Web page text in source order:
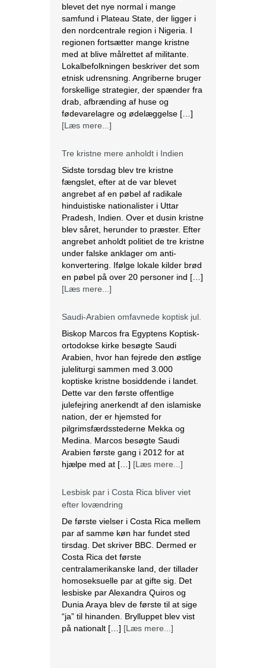
blevet det nye normal i mange
samfund i Plateau State, der ligger i
den nordcentrale region i Nigeria. I
regionen fortsætter mange kristne
med at blive målrettet af militante.
Lokalbefolkningen beskriver det som
etnisk udrensning. Angriberne bruger
forskellige strategier, der spænder fra
drab, afbrænding af huse og
fødevarelagre og ødelæggelse […]
[Læs mere...]
Tre kristne mere anholdt i Indien
Sidste torsdag blev tre kristne
fængslet, efter at de var blevet
angrebet af en pøbel af radikale
hinduistiske nationalister i Uttar
Pradesh, Indien. Over et dusin kristne
blev såret, herunder to præster. Efter
angrebet anholdt politiet de tre kristne
under falske anklager om anti-
konvertering. Ifølge lokale kilder brød
en pøbel på over 20 personer ind […]
[Læs mere...]
Saudi-Arabien omfavnede koptisk jul.
Biskop Marcos fra Egyptens Koptisk-
ortodokse kirke besøgte Saudi
Arabien, hvor han fejrede den østlige
juleliturgi sammen med 3.000
koptiske kristne bosiddende i landet.
Dette var den første offentlige
julefejring anerkendt af den islamiske
nation, der er hjemsted for
pilgrimsfærdsstederne Mekka og
Medina. Marcos besøgte Saudi
Arabien første gang i 2012 for at
hjælpe med at […] [Læs mere...]
Lesbisk par i Costa Rica bliver viet
efter lovændring
De første vielser i Costa Rica mellem
par af samme køn har fundet sted
tirsdag. Det skriver BBC. Dermed er
Costa Rica det første
centralamerikanske land, der tillader
homoseksuelle par at gifte sig. Det
lesbiske par Alexandra Quiros og
Dunia Araya blev de første til at sige
“ja” til hinanden. Brylluppet blev vist
på nationalt […] [Læs mere...]